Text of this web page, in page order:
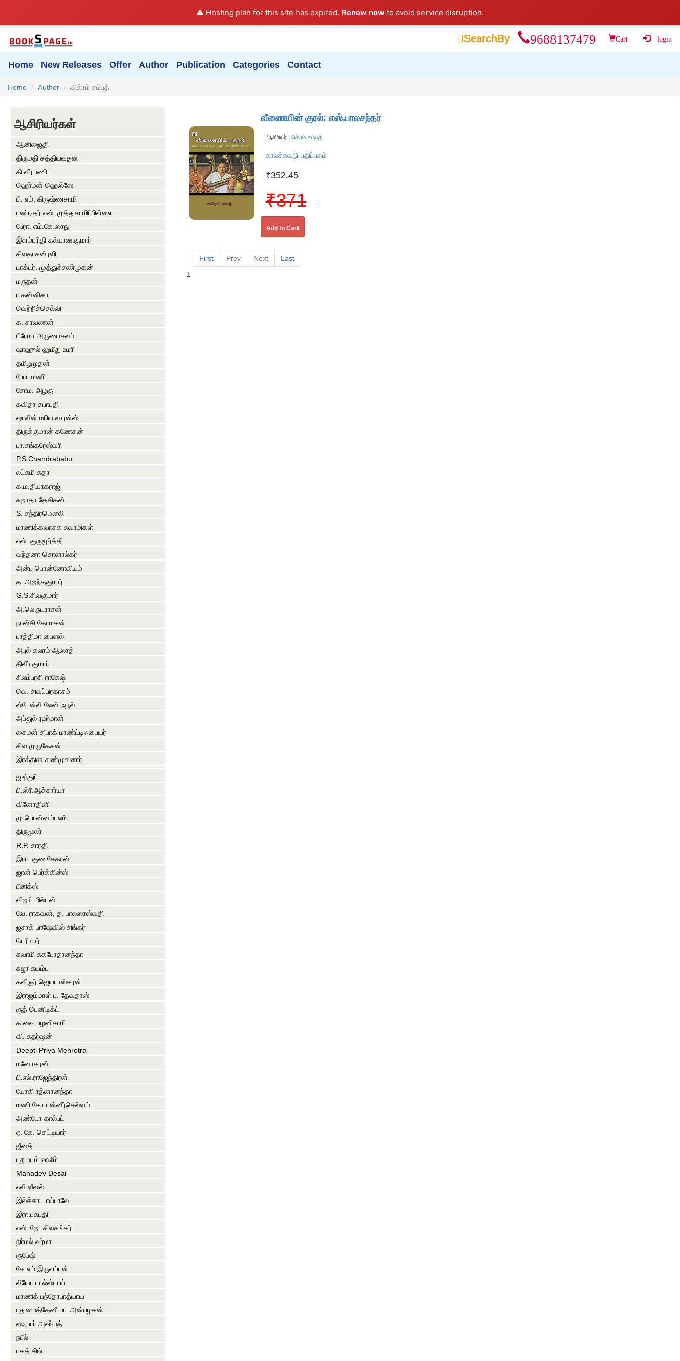
⚠️ Hosting plan for this site has expired. Renew now to avoid service disruption.
SearchBy 9688137479 Cart login
Home New Releases Offer Author Publication Categories Contact
Home Author விக்ரம் சம்பத்
ஆசிரியர்கள்
ஆனிஜைதி
திருமதி சத்தியவதன
கி.வீரமணி
ஹெர்மன் ஹெஸ்ஸே
பி. எம். கிருஷ்ணசாமி
பண்டிதர் எஸ். முத்துசாமிப்பிள்ளை
பேரா. எம்.கே.ஸாநு
இளம்பரிதி கல்யாணகுமார்
சிவதாசன்ரவி
டாக்டர். முத்துச்சண்முகன்
மருதன்
ர.கன்னிகா
வெற்றிச்செல்வி
க. சரவணன்
பிரேமா அருணாசலம்
ஷாஹுல் ஹமீது உமரீ
தமிழமுதன்
பேரா.மணி
சோம. அழகு
கவிதா சபாபதி
ஷாலின் மரிய லாரன்ஸ்
திருக்குமரன் கணேசன்
பா.சங்கரேஸ்வரி
P.S.Chandrababu
லட்சுமி சுதா
க.ம.தியாகராஜ்
சுஜாதா தேசிகன்
S. சந்திரமௌலி
மாணிக்கவாசக சுவாமிகள்
எஸ். குருமூர்த்தி
வந்தனா சொனால்கர்
அன்பு பொன்னோவியம்
த. அஜந்தகுமார்
G.S.சிவகுமார்
அ.லெ.நடராசன்
நான்சி கோமகன்
பாத்திமா பைஸல்
அபுல் கலாம் ஆஸாத்
திலீப் குமார்
சிலம்பரசி ராகேஷ்
வெ. சிவப்பிரகாசம்
ஸ்டேன்லி லேன் ஃபூல்
அப்துல் ரஹ்மான்
சைமன் சிபாக் மாண்ட்டிஃபையர்
சிவ முருகேசன்
இரத்தின சண்முகனார்
ஜுந்துப்
பி.ஸ்ரீ.ஆச்சார்யா
வினோதினி
மு.பொன்னம்பலம்
திருமூலர்
R.P. சாரதி
இரா. குணசேகரன்
ஜான் பெர்க்கின்ஸ்
பீனிக்ஸ்
விஜய் மில்டன்
வே. ராகவன், த. பாலஸரஸ்வதி
ஐசாக் பாஷேவிஸ் சிங்கர்
பெரியார்
சுவாமி சுகபோதானந்தா
சுஜா சுயம்பு
கவிஞர் ஜெயபாஸ்கரன்
இராஜம்மாள் ப. தேவதாஸ்
ரூத் பெனிடிக்ட்
க.வை.பழனிசாமி
வி. சுதர்ஷன்
Deepti Priya Mehrotra
மனோகரன்
பி.எல்.ராஜேந்திரன்
யோகி ரத்னானந்தா
மணி கோ.பன்னீர்செல்வம்
அண்டோ கால்பட்
ஏ. கே. செட்டியார்
ஜீனத்
புதுமடம் ஹலீம்
Mahadev Desai
எலி வீஸல்
இல்க்கா டாய்பாலே
இரா.பசுபதி
எஸ். ஜே. சிவசங்கர்
நிர்மல் வர்மா
ரூபேஷ்
கே.எம்.இருளப்பன்
லியோ டால்ஸ்டாய்
மாணிக் பந்தோபாத்யாய
புதுமைத்தேனீ மா. அன்பழகன்
ஸஃபார் அஹ்மத்
நபீல்
பகத் சிங்
வீணையின் குரல்: எஸ்.பாலசந்தர்
ஆசிரியர்:விக்ரம் சம்பத்
காலச்சுவடு பதிப்பகம்
₹352.45
₹371
Add to Cart
1
First Prev Next Last